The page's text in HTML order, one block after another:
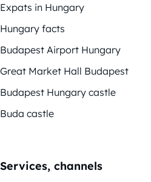
Expats in Hungary
Hungary facts
Budapest Airport Hungary
Great Market Hall Budapest
Budapest Hungary castle
Buda castle
Services, channels